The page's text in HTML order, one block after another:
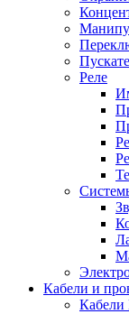
Реле
Кабели и
Кабели